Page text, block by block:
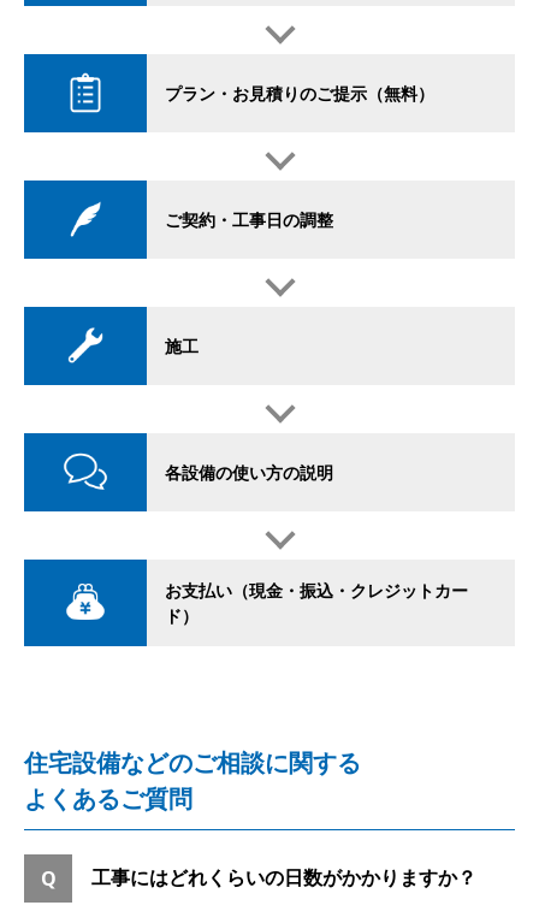
プラン・お見積りのご提示（無料）
ご契約・工事日の調整
施工
各設備の使い方の説明
お支払い（現金・振込・クレジットカー
ド）
住宅設備などのご相談に関する
よくあるご質問
工事にはどれくらいの日数がかかりますか？